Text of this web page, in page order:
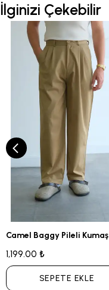
İlginizi Çekebilir
1,199.00 ₺
SEPETE EKLE